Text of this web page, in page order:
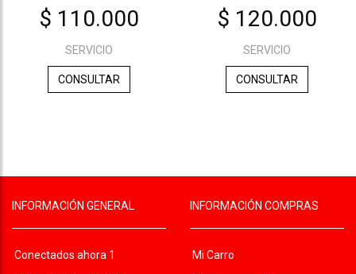
$ 110.000
SERVICIO
CONSULTAR
$ 120.000
SERVICIO
CONSULTAR
INFORMACIÓN GENERAL
Conectados ahora 1
INFORMACIÓN COMPRAS
Mi Carro